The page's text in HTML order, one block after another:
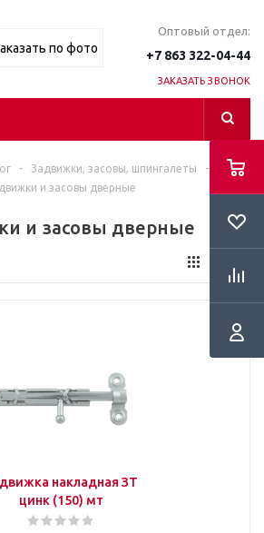
по фото
Оптовый отдел:
+7 863 322-04-44
ЗАКАЗАТЬ ЗВОНОК
- Задвижки, засовы, шпингалеты
-
и засовы дверные
и засовы дверные
накладная ЗТ
цинк (150) мт